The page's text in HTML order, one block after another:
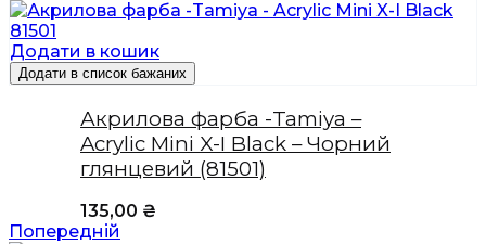
Додати в кошик
Додати в список бажаних
Акрилова фарба -Tamiya –
Acrylic Mini X-I Black – Чорний
глянцевий (81501)
135,00 ₴
Попередній